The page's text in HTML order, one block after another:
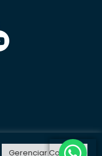
Gerenciar Cookies